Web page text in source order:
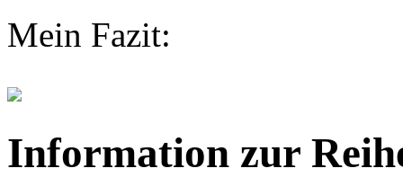
Mein Fazit:
Information zur